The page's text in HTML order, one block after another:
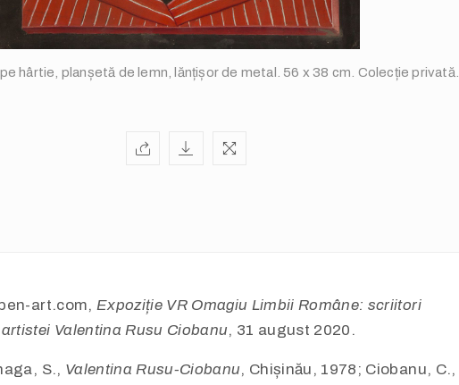
hârtie, planșetă de lemn, lănțișor de metal. 56 x 38 cm. Colecție privată.
art.com, Expoziție VR Omagiu Limbii Române: scriitori
Valentina Rusu Ciobanu, 31 august 2020.
S., Valentina Rusu-Ciobanu, Chișinău, 1978; Ciobanu, C.,